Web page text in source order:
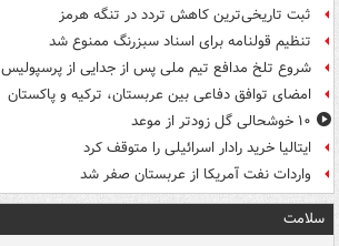
ثبت تاریخی‌ترین کاهش تردد در تنگه هرمز
تنظیم قولنامه برای اسناد سبزرنگ ممنوع شد
شروع تلخ مدافع تیم ملی پس از جدایی از پرسپولیس
امضای توافق دفاعی بین عربستان، ترکیه و پاکستان
۱۰ خوشحالی گل زودتر از موعد
ایتالیا خرید رادار اسرائیلی را متوقف کرد
واردات نفت آمریکا از عربستان صفر شد
سلامت